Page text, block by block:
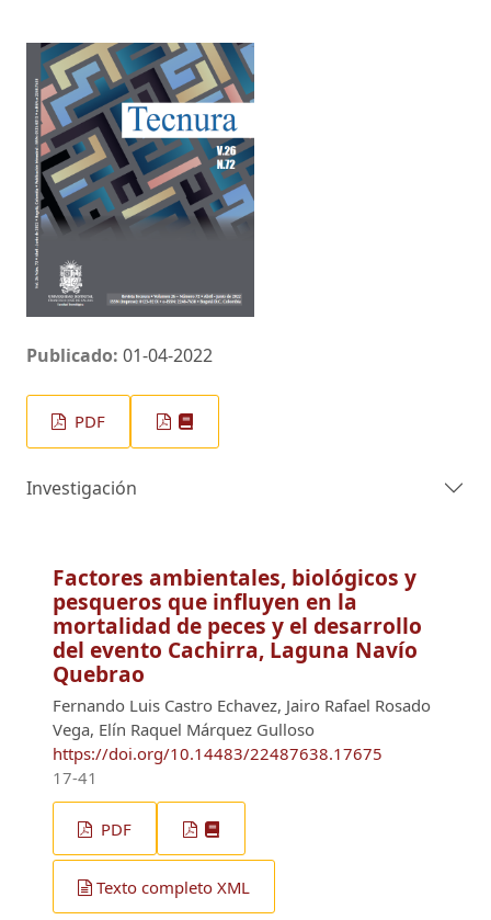
Publicado: 01-04-2022
PDF
Investigación
Factores ambientales, biológicos y
pesqueros que influyen en la
mortalidad de peces y el desarrollo
del evento Cachirra, Laguna Navío
Quebrao
Fernando Luis Castro Echavez, Jairo Rafael Rosado
Vega, Elín Raquel Márquez Gulloso
https://doi.org/10.14483/22487638.17675
17-41
PDF
Texto completo XML